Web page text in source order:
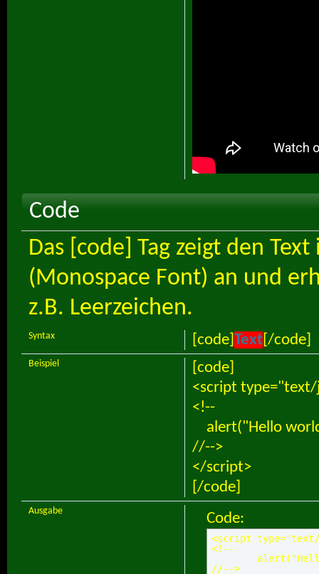
Code
Das [code] Tag zeigt den
(Monospace Font) an und
z.B. Leerzeichen.
[code] Text[/code]
Syntax
[code]
<script
<!--
alert("Hello
//-->
</script>
[/code]
Beispiel
Code:
<script
<!--
//-->
Ausgabe